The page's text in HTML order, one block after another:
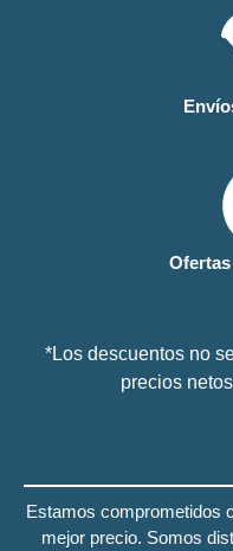
*Los descuentos no
precios
Estamos comprometidos
mejor precio. Somos